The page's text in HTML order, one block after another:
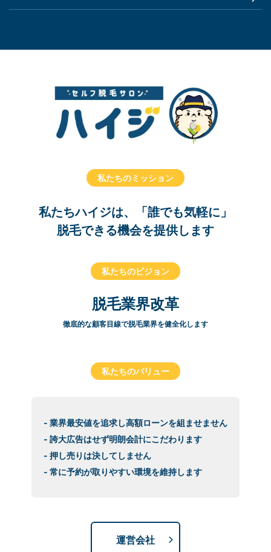
私たちのミッション
私たちハイジは、「誰でも気軽に」
脱毛できる機会を提供します
私たちのビジョン
脱毛業界改革
徹底的な顧客目線で脱毛業界を健全化します
私たちのバリュー
- 業界最安値を追求し高額ローンを組ませません
- 誇大広告はせず明朗会計にこだわります
- 押し売りは決してしません
- 常に予約が取りやすい環境を維持します
運営会社